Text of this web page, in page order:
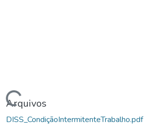
Arquivos
DISS_CondiçãoIntermitenteTrabalho.pdf